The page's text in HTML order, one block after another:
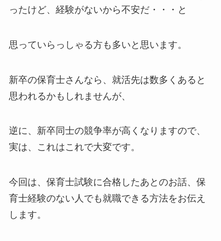
ったけど、経験がないから不安だ・・・と
思っていらっしゃる方も多いと思います。
新卒の保育士さんなら、就活先は数多くあると
思われるかもしれませんが、
逆に、新卒同士の競争率が高くなりますので、
実は、これはこれで大変です。
今回は、保育士試験に合格したあとのお話、保
育士経験のない人でも就職できる方法をお伝え
します。